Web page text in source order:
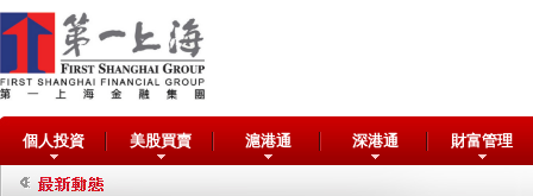
個人投資 美股買賣 滬港通 深港通 財富管理